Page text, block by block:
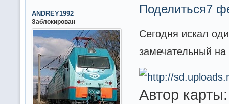
Поделиться7
ANDREY1992
Заблокирован
Сегодня искал
замечательный
Автор